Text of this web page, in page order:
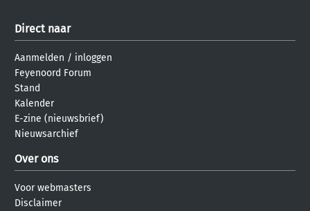
Direct naar
Aanmelden / inloggen
Feyenoord Forum
Stand
Kalender
E-zine (nieuwsbrief)
Nieuwsarchief
Over ons
Voor webmasters
Disclaimer